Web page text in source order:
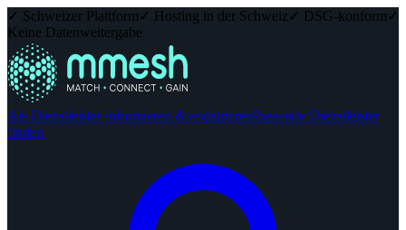
✓ Schweizer Plattform ✓ Hosting in der Schweiz ✓ DSG-konform ✓
Keine Datenweitergabe
Als Dienstleister informieren & registrierenPassende Dienstleister
finden